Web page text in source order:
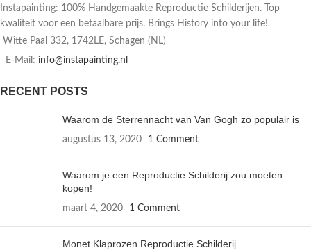
Instapainting: 100% Handgemaakte Reproductie Schilderijen. Top
kwaliteit voor een betaalbare prijs. Brings History into your life!
Witte Paal 332, 1742LE, Schagen (NL)
E-Mail: info@instapainting.nl
RECENT POSTS
Waarom de Sterrennacht van Van Gogh zo populair is
augustus 13, 2020 1 Comment
Waarom je een Reproductie Schilderij zou moeten
kopen!
maart 4, 2020 1 Comment
Monet Klaprozen Reproductie Schilderij